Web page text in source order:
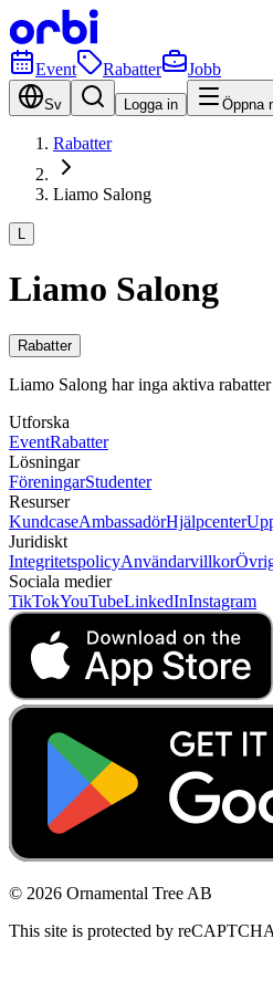
Event Rabatter Jobb
Sv Logga in Öppna
Rabatter
Liamo Salong
L
Liamo Salong
Rabatter
Liamo Salong har inga aktiva
Utforska
EventRabatter
Lösningar
FöreningarStudenter
Resurser
KundcaseAmbassadörHjälpcenter
Juridiskt
IntegritetspolicyAnvändarvillkor
Sociala medier
TikTokYouTubeLinkedInInstagram
© 2026 Ornamental Tree AB
This site is protected by reCAPTCHA